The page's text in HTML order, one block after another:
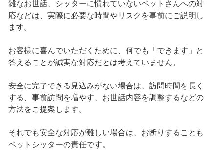
雑なお世話、シッターに慣れていないペットさんへの対
応などは、実際に必要な時間やリスクを事前にご説明し
ます。
お客様に喜んでいただくために、何でも「できます」と
答えることが誠実な対応だとは考えていません。
安全に完了できる見込みがない場合は、訪問時間を長く
する、事前訪問を増やす、お世話内容を調整するなどの
方法をご提案します。
それでも安全な対応が難しい場合は、お断りすることも
ペットシッターの責任です。